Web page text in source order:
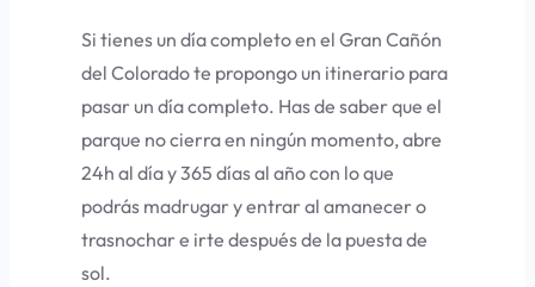
Si tienes un día completo en el Gran Cañón
del Colorado te propongo un itinerario para
pasar un día completo. Has de saber que el
parque no cierra en ningún momento, abre
24h al día y 365 días al año con lo que
podrás madrugar y entrar al amanecer o
trasnochar e irte después de la puesta de
sol.